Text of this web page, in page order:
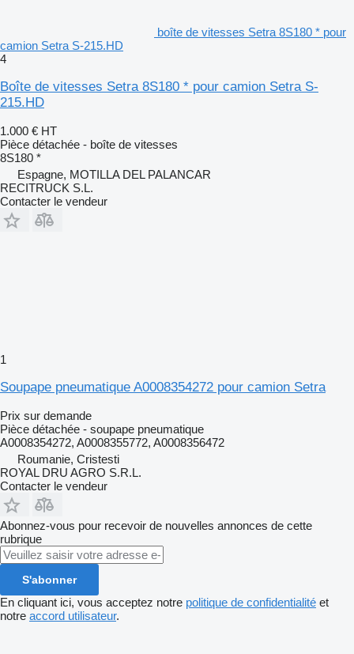
boîte de vitesses Setra 8S180 * pour
camion Setra S-215.HD
4
Boîte de vitesses Setra 8S180 * pour camion Setra S-
215.HD
1.000 € HT
Pièce détachée - boîte de vitesses
8S180 *
Espagne, MOTILLA DEL PALANCAR
RECITRUCK S.L.
Contacter le vendeur
1
Soupape pneumatique A0008354272 pour camion Setra
Prix sur demande
Pièce détachée - soupape pneumatique
A0008354272, A0008355772, A0008356472
Roumanie, Cristesti
ROYAL DRU AGRO S.R.L.
Contacter le vendeur
Abonnez-vous pour recevoir de nouvelles annonces de cette
rubrique
S'abonner
En cliquant ici, vous acceptez notre politique de confidentialité et
notre accord utilisateur.